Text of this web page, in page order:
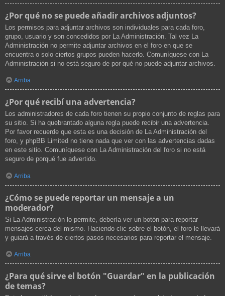
¿Por qué no se puede añadir archivos adjuntos?
Los permisos para adjuntar archivos son individuales para cada foro,
grupo, usuario y son concedidos por La Administración. Tal vez La
Administración no permite adjuntar archivos en el foro en que se
encuentra o solo ciertos grupos pueden hacerlo. Comuníquese con La
Administración si no está seguro de por qué no puede adjuntar archivos.
Arriba
¿Por qué recibí una advertencia?
Los administradores de cada foro tienen su propio conjunto de reglas para
su sitio. Si ha quebrantado alguna regla puede recibir una advertencia.
Por favor recuerde que esta es una decisión de La Administración del
foro, y phpBB Limited no tiene nada que ver con las advertencias dadas
en este sitio. Comuníquese con La Administración del foro si no está
seguro de porqué fue advertido.
Arriba
¿Cómo se puede reportar un mensaje a un
moderador?
Si La Administración lo permite, debería ver un botón para reportar
mensajes cerca del mismo. Haciendo clic sobre el botón, el foro le llevará
y guiará a través de ciertos pasos necesarios para reportar el mensaje.
Arriba
¿Para qué sirve el botón "Guardar" en la publicación
de temas?